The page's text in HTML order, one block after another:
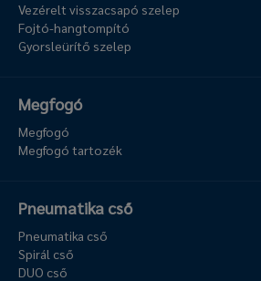
Vezérelt visszacsapó szelep
Fojtó-hangtompító
Gyorsleürítő szelep
Megfogó
Megfogó
Megfogó tartozék
Pneumatika cső
Pneumatika cső
Spirál cső
DUO cső